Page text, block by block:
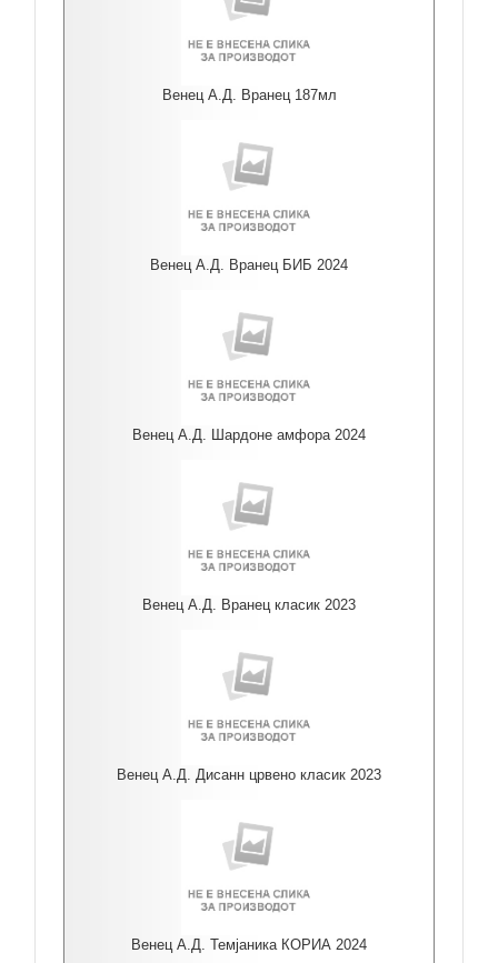
Венец А.Д. Вранец 187мл
Венец А.Д. Вранец БИБ 2024
Венец А.Д. Шардоне амфора 2024
Венец А.Д. Вранец класик 2023
Венец А.Д. Дисанн црвено класик 2023
Венец А.Д. Темјаника КОРИА 2024